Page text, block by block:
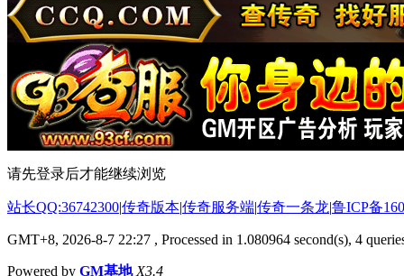
请先登录后才能继续浏览
站长QQ:36742300|传奇版本|传奇服务端|传奇一条龙|鲁ICP备
GMT+8, 2026-8-7 22:27 , Processed in 1.080964 second(s), 4
Powered by GM基地 X3.4